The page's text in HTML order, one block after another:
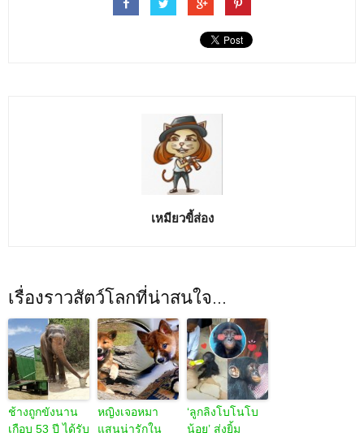
เหมียวขี้ส่อง
เรื่องราวสัตว์โลกที่น่าสนใจ...
ช้างถูกขังนาน
เกือบ 53 ปี ได้รับ
หญิงเจอหมา
แสนน่ารักใน
‘ลูกลิงโบโนโบ
น้อย’ ส่งยิ้ม